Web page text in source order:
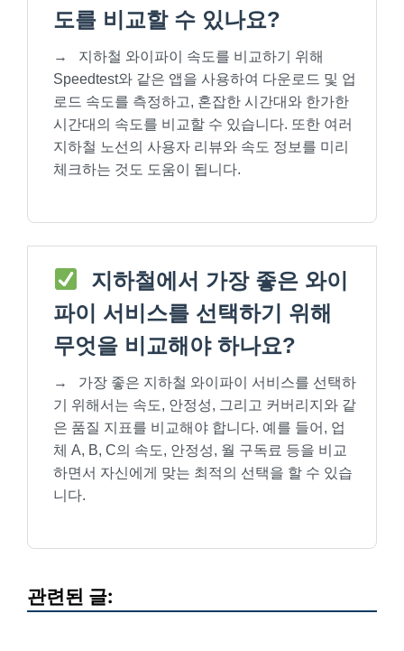
도를 비교할 수 있나요?
→
지하철 와이파이 속도를 비교하기 위해
Speedtest와 같은 앱을 사용하여 다운로드 및 업
로드 속도를 측정하고, 혼잡한 시간대와 한가한
시간대의 속도를 비교할 수 있습니다. 또한 여러
지하철 노선의 사용자 리뷰와 속도 정보를 미리
체크하는 것도 도움이 됩니다.
지하철에서 가장 좋은 와이
파이 서비스를 선택하기 위해
무엇을 비교해야 하나요?
→
가장 좋은 지하철 와이파이 서비스를 선택하
기 위해서는 속도, 안정성, 그리고 커버리지와 같
은 품질 지표를 비교해야 합니다. 예를 들어, 업
체 A, B, C의 속도, 안정성, 월 구독료 등을 비교
하면서 자신에게 맞는 최적의 선택을 할 수 있습
니다.
관련된 글: